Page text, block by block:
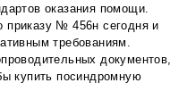
оказания помощи.
приказу № 456н сегодня и
требованиям.
документов,
купить посиндромную